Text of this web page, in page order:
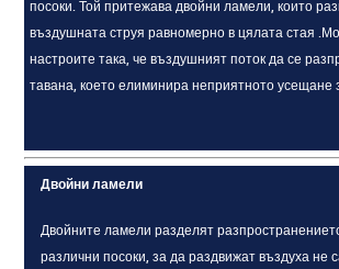
посоки. Той притежава двойни ламели, които
въздушната струя равномерно в цялата стая
настроите така, че въздушният поток да се
тавана, което елиминира неприятното усещане
Двойни ламели
Двойните ламели разделят
различни посоки, за да раздвижат въздуха не